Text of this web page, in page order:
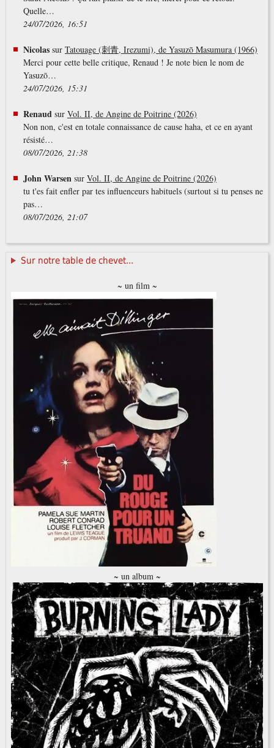
Quelle…
24/07/2026, 16:51
Nicolassur Tatouage (刺青, Irezumi), de Yasuzō Masumura (1966)
Merci pour cette belle critique, Renaud ! Je note bien le nom de
Yasuzō…
24/07/2026, 15:31
Renaudsur Vol. II, de Angine de Poitrine (2026)
Non non, c'est en totale connaissance de cause haha, et ce en ayant
résisté…
08/07/2026, 21:38
John Warsensur Vol. II, de Angine de Poitrine (2026)
tu t'es fait enfler par tes influenceurs habituels (surtout si tu penses ne
pas…
08/07/2026, 21:07
Sur notre table de chevet...
~ un film ~
~ un album ~